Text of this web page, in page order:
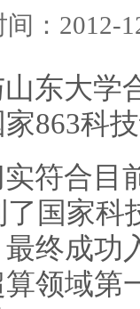
间：2012-
东大学
863科
符合目
国家
终成功
领域第